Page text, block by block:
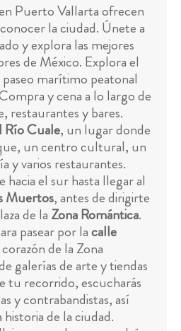
Puerto Vallarta ofrecen
la ciudad. Únete a
y explora las mejores
de México. Explora el
marítimo peatonal
y cena a lo largo de
restaurantes y bares.
Río Cuale, un lugar donde
un centro cultural, un
y varios restaurantes.
el sur hasta llegar al
Muertos, antes de dirigirte
de la Zona Romántica.
pasear por lacalle
de la Zona
galerías de arte y tiendas
tu recorrido, escucharás
y contrabandistas, así
de la ciudad.